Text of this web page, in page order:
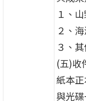
１、
２、
３、
(五)收
紙本正
與光